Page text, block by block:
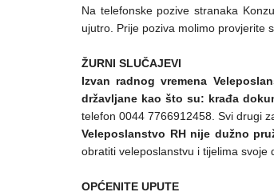
Na telefonske pozive stranaka
ujutro. Prije poziva molimo provjerite
ŽURNI SLUČAJEVI
Izvan radnog vremena
državljane kao što su: krađa
telefon 0044 7766912458. Svi drugi
Veleposlanstvo RH nije dužno
obratiti veleposlanstvu i tijelima svoje
OPĆENITE UPUTE